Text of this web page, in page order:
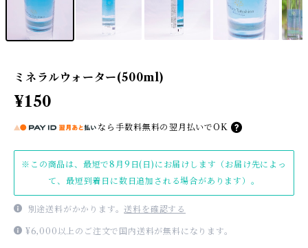
ミネラルウォーター(500ml)
¥150
なら 手数料無料の 翌月払いでOK
※この商品は、最短で8月9日(日)にお届けします（お届け先によっ
て、最短到着日に数日追加される場合があります）。
別途送料がかかります。送料を確認する
¥6,000以上のご注文で国内送料が無料になります。